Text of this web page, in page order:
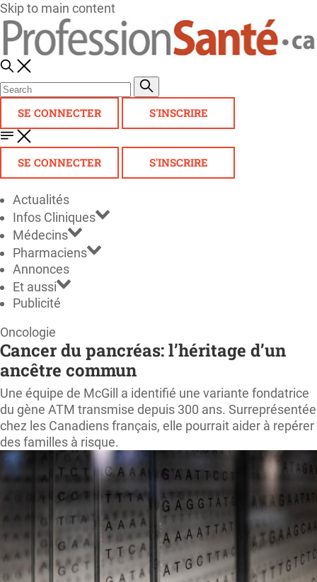
Skip to main content
SE CONNECTER S'INSCRIRE
SE CONNECTER S'INSCRIRE
Actualités
Infos Cliniques
Médecins
Pharmaciens
Annonces
Et aussi
Publicité
Page
d'accueil
ProfessionSanté.ca
Oncologie
Cancer du pancréas: l’héritage d’un
ancêtre commun
Une équipe de McGill a identifié une variante fondatrice
du gène ATM transmise depuis 300 ans. Surreprésentée
chez les Canadiens français, elle pourrait aider à repérer
des familles à risque.